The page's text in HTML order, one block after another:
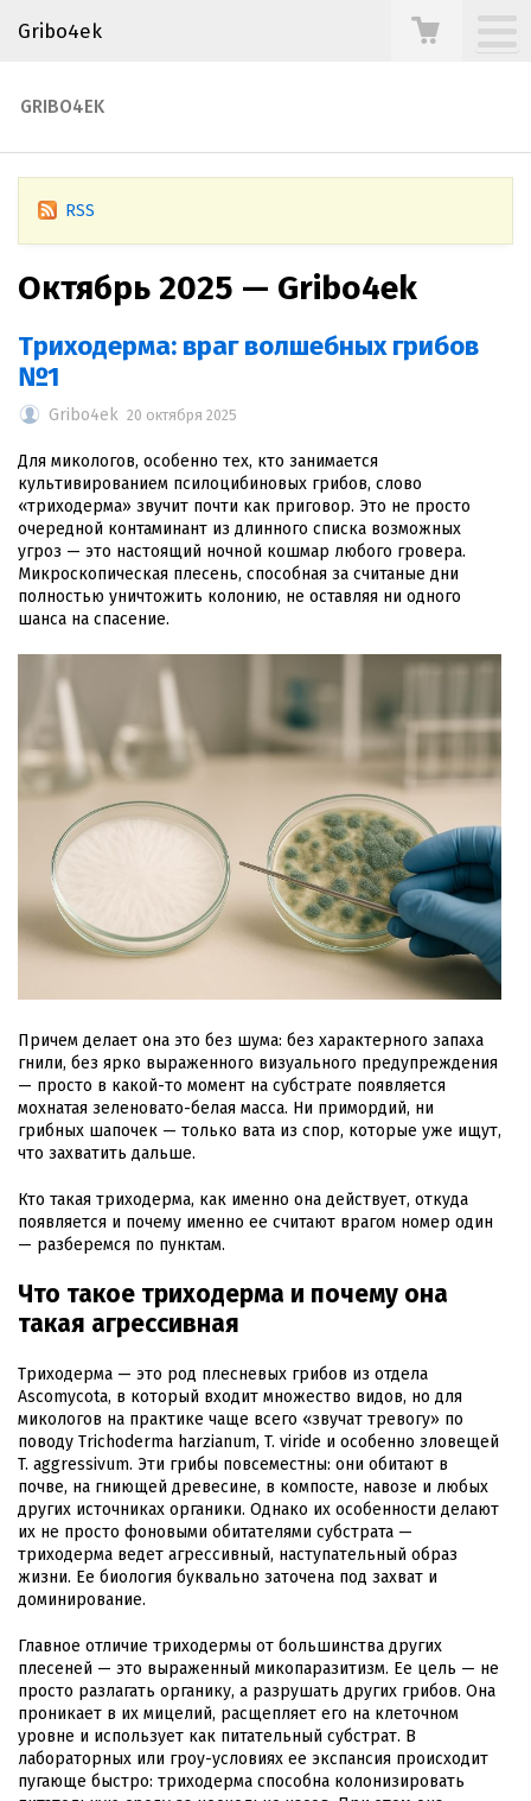
Gribo4ek
GRIBO4EK
RSS
Октябрь 2025 — Gribo4ek
Триходерма: враг волшебных грибов
№1
Gribo4ek 20 октября 2025
Для микологов, особенно тех, кто занимается
культивированием псилоцибиновых грибов, слово
«триходерма» звучит почти как приговор. Это не просто
очередной контаминант из длинного списка возможных
угроз — это настоящий ночной кошмар любого гровера.
Микроскопическая плесень, способная за считаные дни
полностью уничтожить колонию, не оставляя ни одного
шанса на спасение.
Причем делает она это без шума: без характерного запаха
гнили, без ярко выраженного визуального предупреждения
— просто в какой-то момент на субстрате появляется
мохнатая зеленовато-белая масса. Ни примордий, ни
грибных шапочек — только вата из спор, которые уже ищут,
что захватить дальше.
Кто такая триходерма, как именно она действует, откуда
появляется и почему именно ее считают врагом номер один
— разберемся по пунктам.
Что такое триходерма и почему она
такая агрессивная
Триходерма — это род плесневых грибов из отдела
Ascomycota, в который входит множество видов, но для
микологов на практике чаще всего «звучат тревогу» по
поводу Trichoderma harzianum, T. viride и особенно зловещей
T. aggressivum. Эти грибы повсеместны: они обитают в
почве, на гниющей древесине, в компосте, навозе и любых
других источниках органики. Однако их особенности делают
их не просто фоновыми обитателями субстрата —
триходерма ведет агрессивный, наступательный образ
жизни. Ее биология буквально заточена под захват и
доминирование.
Главное отличие триходермы от большинства других
плесеней — это выраженный микопаразитизм. Ее цель — не
просто разлагать органику, а разрушать других грибов. Она
проникает в их мицелий, расщепляет его на клеточном
уровне и использует как питательный субстрат. В
лабораторных или гроу-условиях ее экспансия происходит
пугающе быстро: триходерма способна колонизировать